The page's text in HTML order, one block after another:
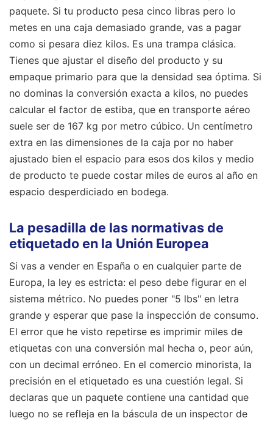
paquete. Si tu producto pesa cinco libras pero lo
metes en una caja demasiado grande, vas a pagar
como si pesara diez kilos. Es una trampa clásica.
Tienes que ajustar el diseño del producto y su
empaque primario para que la densidad sea óptima. Si
no dominas la conversión exacta a kilos, no puedes
calcular el factor de estiba, que en transporte aéreo
suele ser de 167 kg por metro cúbico. Un centímetro
extra en las dimensiones de la caja por no haber
ajustado bien el espacio para esos dos kilos y medio
de producto te puede costar miles de euros al año en
espacio desperdiciado en bodega.
La pesadilla de las normativas de
etiquetado en la Unión Europea
Si vas a vender en España o en cualquier parte de
Europa, la ley es estricta: el peso debe figurar en el
sistema métrico. No puedes poner "5 lbs" en letra
grande y esperar que pase la inspección de consumo.
El error que he visto repetirse es imprimir miles de
etiquetas con una conversión mal hecha o, peor aún,
con un decimal erróneo. En el comercio minorista, la
precisión en el etiquetado es una cuestión legal. Si
declaras que un paquete contiene una cantidad que
luego no se refleja en la báscula de un inspector de